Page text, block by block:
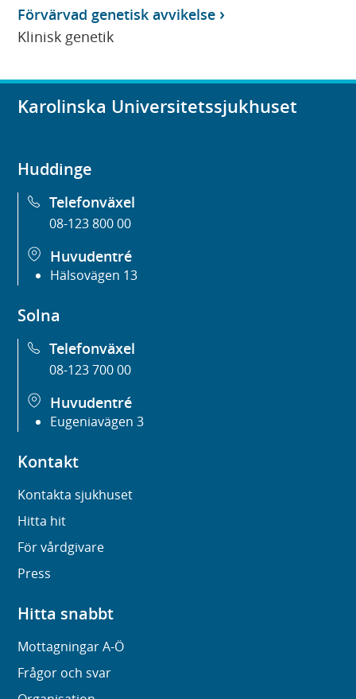
Förvärvad genetisk avvikelse
Klinisk genetik
Karolinska Universitetssjukhuset
Huddinge
Telefonväxel
08-123 800 00
Huvudentré
Hälsovägen 13
Solna
Telefonväxel
08-123 700 00
Huvudentré
Eugeniavägen 3
Kontakt
Kontakta sjukhuset
Hitta hit
För vårdgivare
Press
Hitta snabbt
Mottagningar A-Ö
Frågor och svar